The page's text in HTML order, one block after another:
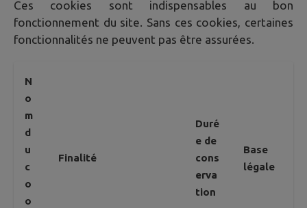
Ces cookies sont indispensables au bon
fonctionnement du site. Sans ces cookies, certaines
fonctionnalités ne peuvent pas être assurées.
N
o
m
d
u
c
o
o
Finalité
Duré
e de
cons
erva
tion
Base
légale